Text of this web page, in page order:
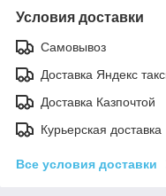
Условия доставки
Самовывоз
Доставка Яндекс
Доставка Казпочтой
Курьерская доставка
Все условия доставки